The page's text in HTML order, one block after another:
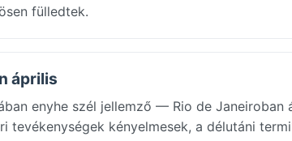
fülledtek.
április
enyhe szél jellemző — Rio de
tevékenységek kényelmesek, a délutáni